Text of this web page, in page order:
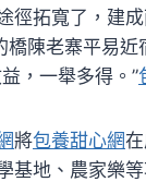
徑拓寬了，建
橋陳老寨平易
，一舉多得。”
將包養甜心網
基地、農家樂